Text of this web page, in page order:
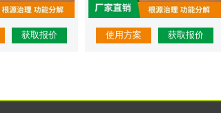
获取报价 使用方案 获取报价